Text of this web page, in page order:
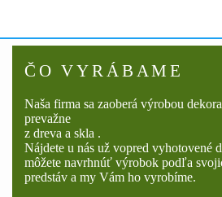
si
môžete
vybrať
na
produktu.
ČO VYRÁBAME
Naša firma sa zaoberá výrobou
prevažne
z dreva a skla .
Nájdete u nás už vopred vyhotovené
môžete navrhnúť výrobok podľa
predstáv a my Vám ho vyrobíme.